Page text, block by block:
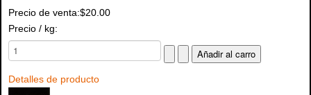
Precio de venta:$20.00
Precio / kg:
Detalles de producto